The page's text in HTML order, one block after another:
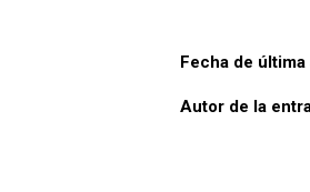
Fecha de
Autor de la